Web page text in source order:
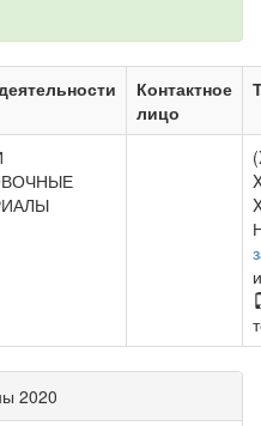
Контактное
лицо
2020